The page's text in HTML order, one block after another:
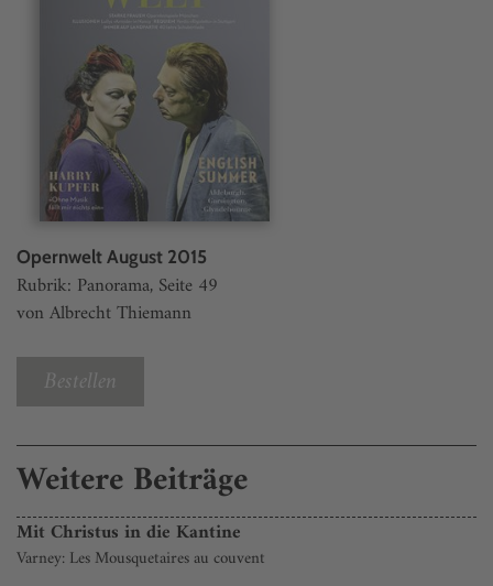
Opernwelt August 2015
Rubrik: Panorama, Seite 49
von Albrecht Thiemann
Bestellen
Weitere Beiträge
Mit Christus in die Kantine
Varney: Les Mousquetaires au couvent